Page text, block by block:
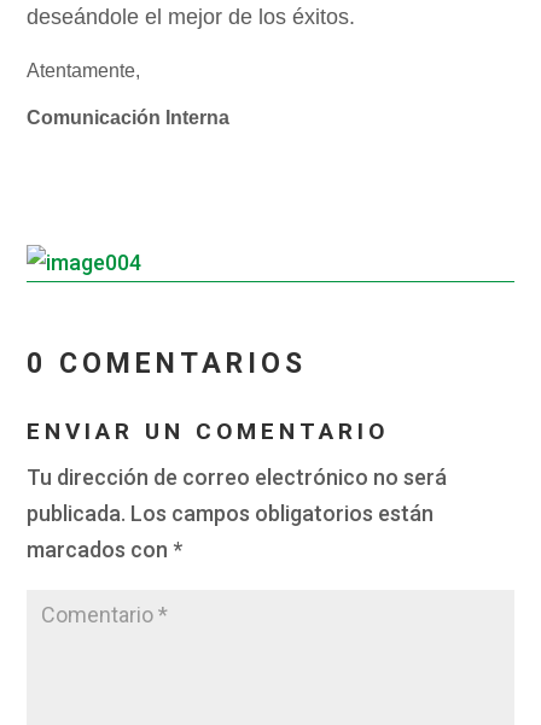
deseándole el mejor de los éxitos.
Atentamente,
Comunicación Interna
0 COMENTARIOS
ENVIAR UN COMENTARIO
Tu dirección de correo electrónico no será
publicada. Los campos obligatorios están
marcados con *